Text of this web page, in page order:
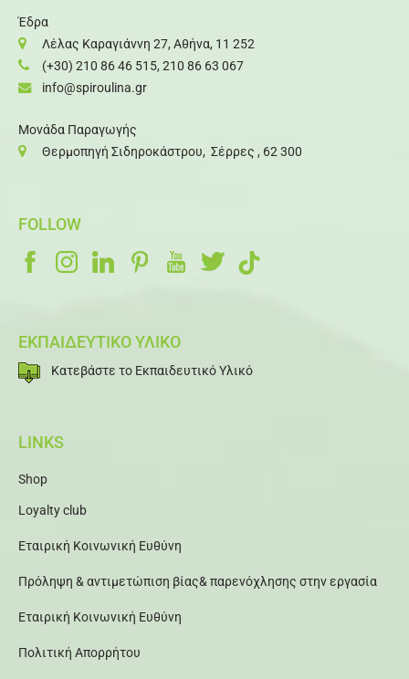
Έδρα
Λέλας Καραγιάννη 27, Αθήνα, 11 252
(+30) 210 86 46 515, 210 86 63 067
info@spiroulina.gr
Μονάδα Παραγωγής
Θερμοπηγή Σιδηροκάστρου, Σέρρες , 62 300
FOLLOW
ΕΚΠΑΙΔΕΥΤΙΚΟ ΥΛΙΚΟ
Κατεβάστε το Εκπαιδευτικό Υλικό
LINKS
Shop
Loyalty club
Εταιρική Κοινωνική Ευθύνη
Πρόληψη & αντιμετώπιση βίας& παρενόχλησης στην εργασία
Εταιρική Κοινωνική Ευθύνη
Πολιτική Απορρήτου